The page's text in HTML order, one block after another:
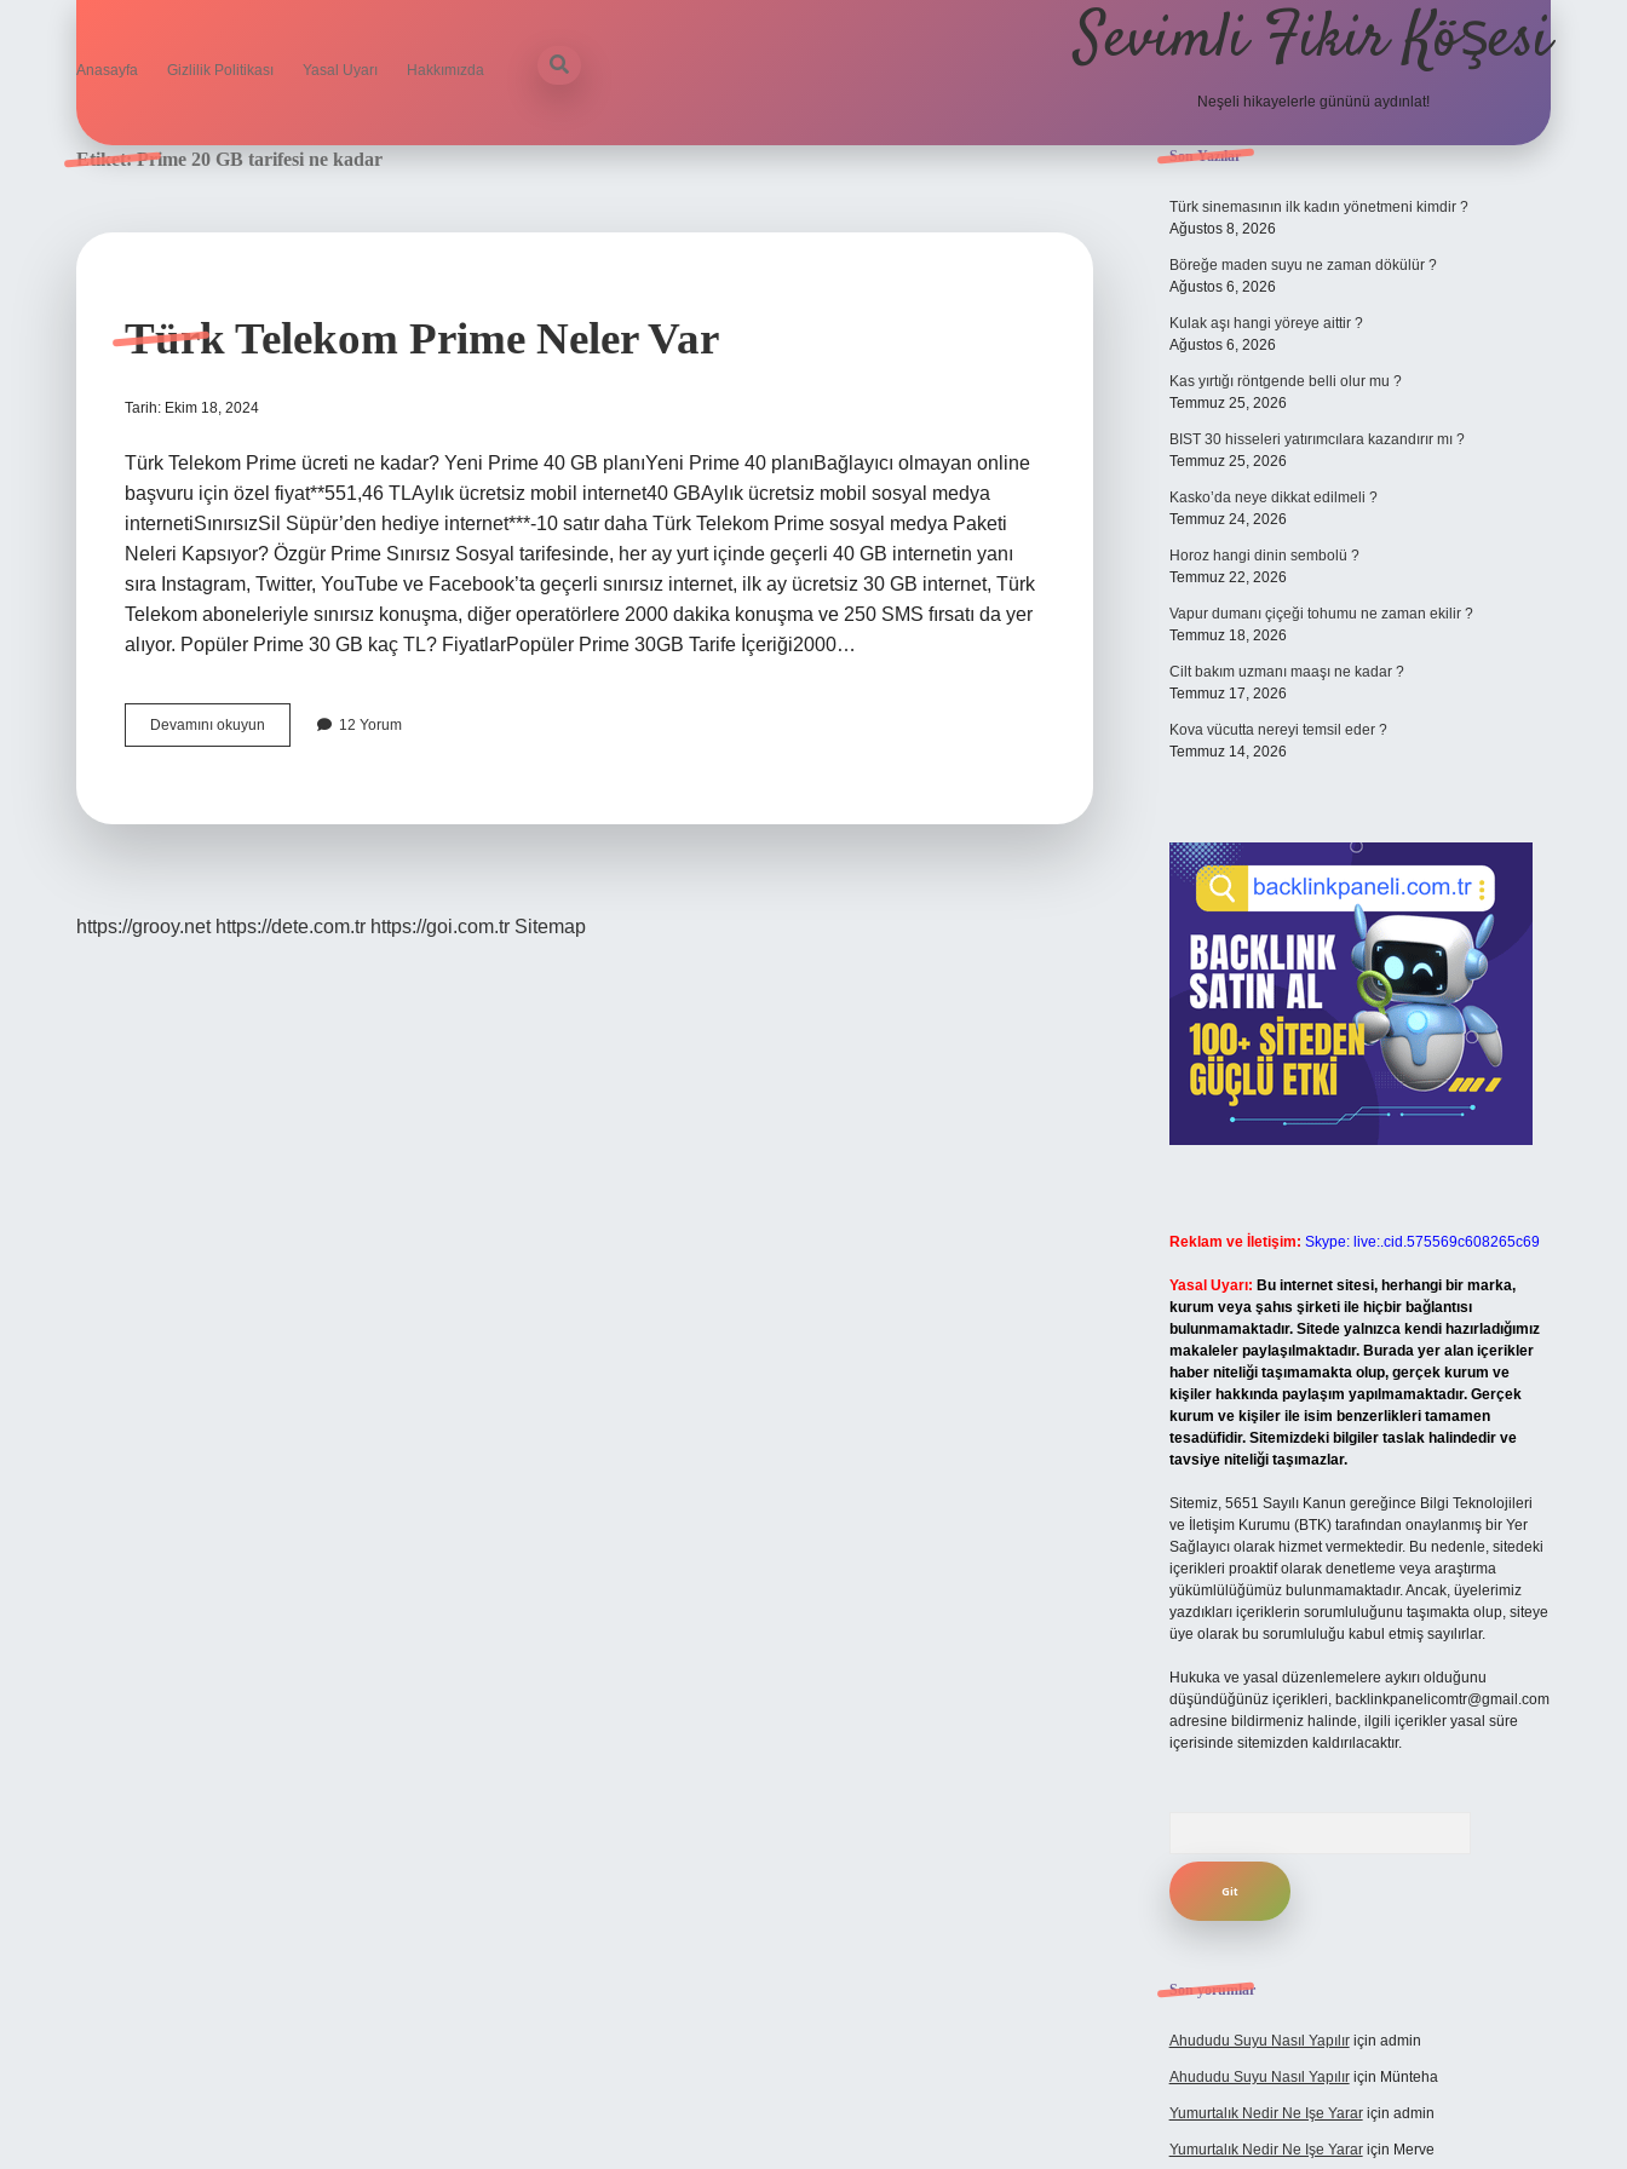
Anasayfa Gizlilik Politikası Yasal Uyarı Hakkımızda Sevimli Fikir Köşesi
Neşeli hikayelerle gününü aydınlat!
Etiket:Prime 20 GB tarifesi ne kadar
Türk Telekom Prime Neler Var
Tarih: Ekim 18, 2024
Türk Telekom Prime ücreti ne kadar? Yeni Prime 40 GB planıYeni Prime 40 planıBağlayıcı olmayan online
başvuru için özel fiyat**551,46 TLAylık ücretsiz mobil internet40 GBAylık ücretsiz mobil sosyal medya
internetiSınırsızSil Süpür’den hediye internet***-10 satır daha Türk Telekom Prime sosyal medya Paketi
Neleri Kapsıyor? Özgür Prime Sınırsız Sosyal tarifesinde, her ay yurt içinde geçerli 40 GB internetin yanı
sıra Instagram, Twitter, YouTube ve Facebook’ta geçerli sınırsız internet, ilk ay ücretsiz 30 GB internet, Türk
Telekom aboneleriyle sınırsız konuşma, diğer operatörlere 2000 dakika konuşma ve 250 SMS fırsatı da yer
alıyor. Popüler Prime 30 GB kaç TL? FiyatlarPopüler Prime 30GB Tarife İçeriği2000…
Devamını okuyun
Telekom
12 Yorum
https://grooy.net https://dete.com.tr https://goi.com.tr Sitemap
Sidebar
Son Yazılar
Türk sinemasının ilk kadın yönetmeni kimdir ?
Ağustos 8, 2026
Böreğe maden suyu ne zaman dökülür ?
Ağustos 6, 2026
Kulak aşı hangi yöreye aittir ?
Ağustos 6, 2026
Kas yırtığı röntgende belli olur mu ?
Temmuz 25, 2026
BIST 30 hisseleri yatırımcılara kazandırır mı ?
Temmuz 25, 2026
Kasko’da neye dikkat edilmeli ?
Temmuz 24, 2026
Horoz hangi dinin sembolü ?
Temmuz 22, 2026
Vapur dumanı çiçeği tohumu ne zaman ekilir ?
Temmuz 18, 2026
Cilt bakım uzmanı maaşı ne kadar ?
Temmuz 17, 2026
Kova vücutta nereyi temsil eder ?
Temmuz 14, 2026
Reklam ve İletişim: Skype: live:.cid.575569c608265c69
Yasal Uyarı: Bu internet sitesi, herhangi bir marka,
kurum veya şahıs şirketi ile hiçbir bağlantısı
bulunmamaktadır. Sitede yalnızca kendi hazırladığımız
makaleler paylaşılmaktadır. Burada yer alan içerikler
haber niteliği taşımamakta olup, gerçek kurum ve
kişiler hakkında paylaşım yapılmamaktadır. Gerçek
kurum ve kişiler ile isim benzerlikleri tamamen
tesadüfidir. Sitemizdeki bilgiler taslak halindedir ve
tavsiye niteliği taşımazlar.
Sitemiz, 5651 Sayılı Kanun gereğince Bilgi Teknolojileri
ve İletişim Kurumu (BTK) tarafından onaylanmış bir Yer
Sağlayıcı olarak hizmet vermektedir. Bu nedenle, sitedeki
içerikleri proaktif olarak denetleme veya araştırma
yükümlülüğümüz bulunmamaktadır. Ancak, üyelerimiz
yazdıkları içeriklerin sorumluluğunu taşımakta olup, siteye
üye olarak bu sorumluluğu kabul etmiş sayılırlar.
Hukuka ve yasal düzenlemelere aykırı olduğunu
düşündüğünüz içerikleri, backlinkpanelicomtr@gmail.com
adresine bildirmeniz halinde, ilgili içerikler yasal süre
içerisinde sitemizden kaldırılacaktır.
Son yorumlar
Ahududu Suyu Nasıl Yapılıriçin admin
Ahududu Suyu Nasıl Yapılıriçin Münteha
Yumurtalık Nedir Ne Işe Yarariçin admin
Yumurtalık Nedir Ne Işe Yarariçin Merve